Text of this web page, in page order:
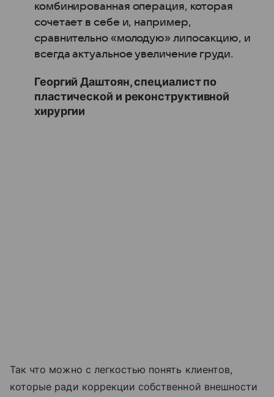
комбинированная операция, которая
сочетает в себе и, например,
сравнительно «молодую» липосакцию, и
всегда актуальное увеличение груди.
Георгий Даштоян, специалист по
пластической и реконструктивной
хирургии
Так что можно с легкостью понять клиентов,
которые ради коррекции собственной внешности